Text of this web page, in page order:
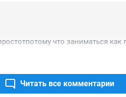
что заниматься
Читать все комментарии